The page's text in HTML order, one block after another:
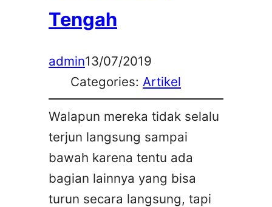
Tengah
admin13/07/2019
Categories: Artikel
Walapun mereka tidak selalu
terjun langsung sampai
bawah karena tentu ada
bagian lainnya yang bisa
turun secara langsung, tapi